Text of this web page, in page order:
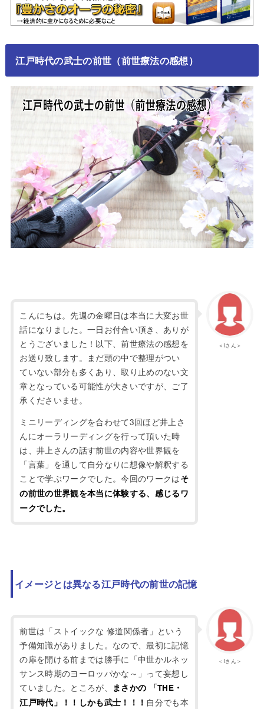
江戸時代の武士の前世（前世療法の感想）
＜Iさん＞
こんにちは。先週の金曜日は本当に大変お世
話になりました。一日お付合い頂き、ありが
とうございました！以下、前世療法の感想を
お送り致します。まだ頭の中で整理がつい
ていない部分も多くあり、取り止めのない文
章となっている可能性が大きいですが、ご了
承くださいませ。
ミニリーディングを合わせて3回ほど井上さ
んにオーラリーディングを行って頂いた時
は、井上さんの話す前世の内容や世界観を
「言葉」を通して自分なりに想像や解釈する
ことで学ぶワークでした。今回のワークはそ
の前世の世界観を本当に体験する、感じるワ
ークでした。
イメージとは異なる江戸時代の前世の記憶
＜Iさん＞
前世は「ストイックな 修道関係者」という
予備知識がありました。なので、最初に記憶
の扉を開ける前までは勝手に「中世かルネッ
サンス時期のヨーロッパかな～」って妄想し
ていました。ところが、
まさかの 「THE・
江戸時代」！！しかも武士！！！ 自分でも本